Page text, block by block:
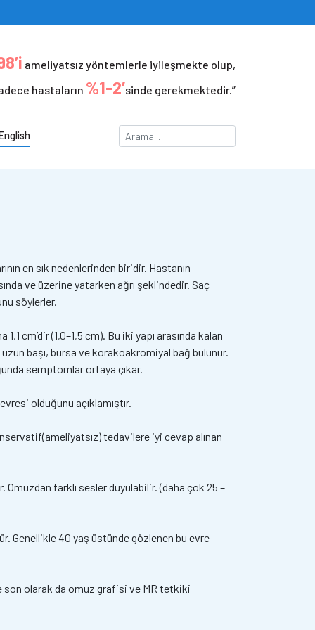
ameliyatsız yöntemlerle iyileşmekte olup,
hastaların %1-2’sinde gerekmektedir.”
en sık nedenlerinden biridir. Hastanın
ve üzerine yatarken ağrı şeklindedir. Saç
söylerler.
cm’dir (1,0–1,5 cm). Bu iki yapı arasında kalan
başı, bursa ve korakoakromiyal bağ bulunur.
semptomlar ortaya çıkar.
olduğunu açıklamıştır.
tedavilere iyi cevap alınan
farklı sesler duyulabilir. (daha çok 25 –
Genellikle 40 yaş üstünde gözlenen bu evre
son olarak da omuz grafisi ve MR tetkiki